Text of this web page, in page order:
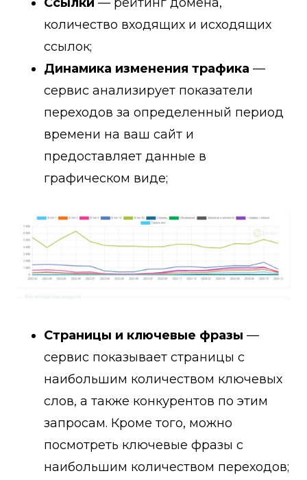
количество входящих и исходящих
ссылок;
Динамика изменения трафика —
сервис анализирует показатели
переходов за определенный период
времени на ваш сайт и
предоставляет данные в
графическом виде;
Страницы и ключевые фразы —
сервис показывает страницы с
наибольшим количеством ключевых
слов, а также конкурентов по этим
запросам. Кроме того, можно
посмотреть ключевые фразы с
наибольшим количеством переходов;